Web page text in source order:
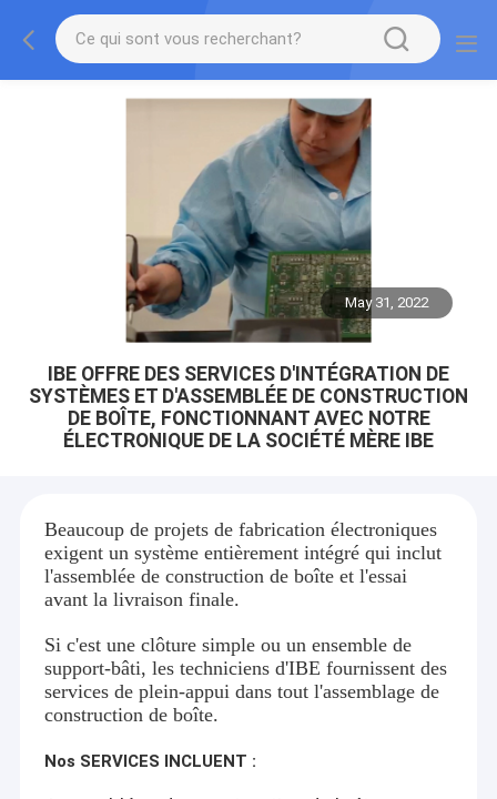
May 31, 2022
IBE OFFRE DES SERVICES D'INTÉGRATION DE
SYSTÈMES ET D'ASSEMBLÉE DE CONSTRUCTION
DE BOÎTE, FONCTIONNANT AVEC NOTRE
ÉLECTRONIQUE DE LA SOCIÉTÉ MÈRE IBE
Beaucoup de projets de fabrication électroniques
exigent un système entièrement intégré qui inclut
l'assemblée de construction de boîte et l'essai
avant la livraison finale.
Si c'est une clôture simple ou un ensemble de
support-bâti, les techniciens d'IBE fournissent des
services de plein-appui dans tout l'assemblage de
construction de boîte.
Nos SERVICES INCLUENT :